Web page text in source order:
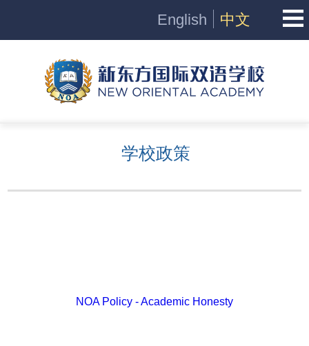
English 中文
学校政策
NOA Policy - Academic Honesty